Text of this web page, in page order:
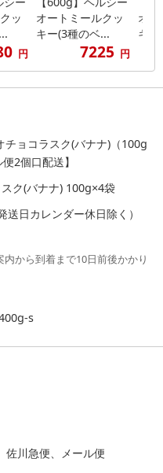
ッ
円
オートミールクッ
キー(3種のベ...
7225 円
オ
キ
チョコラスク(バナナ)（100g
2個口配送】
ク(バナナ) 100g×4袋
送日カレンダー休日除く）
から到着まで10日前後かかり
s
佐川急便、メール便